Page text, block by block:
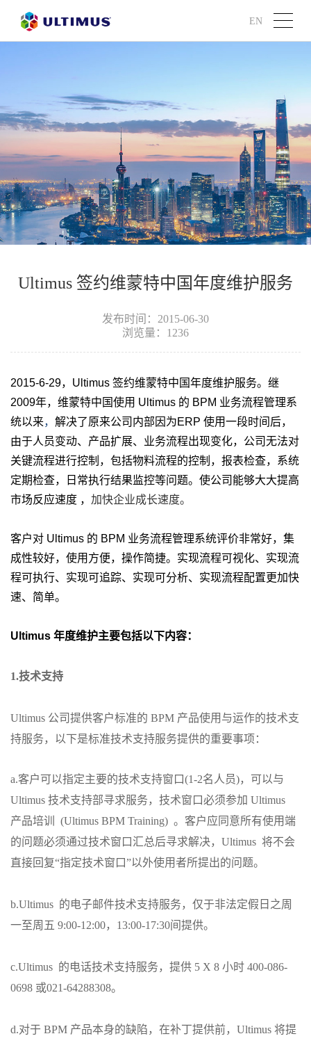
EN
Ultimus 签约维蒙特中国年度维护服务
发布时间：2015-06-30
浏览量：1236
2015-6-29，Ultimus 签约维蒙特中国年度维护服务。继
2009年，维蒙特中国使用 Ultimus 的 BPM 业务流程管理系
统以来， 解决了原来公司内部因为ERP 使用一段时间后，
由于人员变动、产品扩展、业务流程出现变化，公司无法对
关键流程进行控制，包括物料流程的控制，报表检查，系统
定期检查，日常执行结果监控等问题。使公司能够大大提高
市场反应速度 ， 加快企业成长速度。
客户对 Ultimus 的 BPM 业务流程管理系统评价非常好，集
成性较好，使用方便，操作简捷。实现流程可视化、实现流
程可执行、实现可追踪、实现可分析、实现流程配置更加快
速、简单。
Ultimus 年度维护主要包括以下内容：
1.技术支持
Ultimus 公司提供客户标准的 BPM 产品使用与运作的技术支
持服务，以下是标准技术支持服务提供的重要事项：
a.客户可以指定主要的技术支持窗口(1-2名人员)，可以与
Ultimus 技术支持部寻求服务，技术窗口必须参加 Ultimus
产品培训 (Ultimus BPM Training) 。客户应同意所有使用端
的问题必须通过技术窗口汇总后寻求解决，Ultimus 将不会
直接回复“指定技术窗口”以外使用者所提出的问题。
b.Ultimus 的电子邮件技术支持服务，仅于非法定假日之周
一至周五 9:00-12:00，13:00-17:30间提供。
c.Ultimus 的电话技术支持服务，提供 5 X 8 小时 400-086-
0698 或021-64288308。
d.对于 BPM 产品本身的缺陷，在补丁提供前，Ultimus 将提